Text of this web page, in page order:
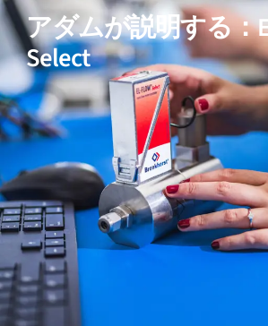
06
実証済みの性能
アダムが説明する：
Select